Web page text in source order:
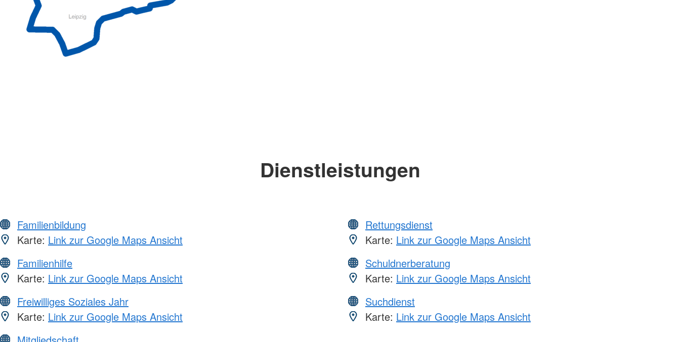
Dienstleistungen
Familienbildung
Karte: Link zur Google Maps Ansicht
Familienhilfe
Karte: Link zur Google Maps Ansicht
Freiwilliges Soziales Jahr
Karte: Link zur Google Maps Ansicht
Rettungsdienst
Karte: Link zur Google Maps Ansicht
Schuldnerberatung
Karte: Link zur Google Maps Ansicht
Suchdienst
Karte: Link zur Google Maps Ansicht